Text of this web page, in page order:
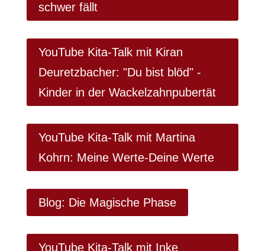
schwer fällt
YouTube Kita-Talk mit Kiran
Deuretzbacher: "Du bist blöd" -
Kinder in der Wackelzahnpubertät
YouTube Kita-Talk mit Martina
Kohrn: Meine Werte-Deine Werte
Blog: Die Magische Phase
YouTube Kita-Talk mit Inke